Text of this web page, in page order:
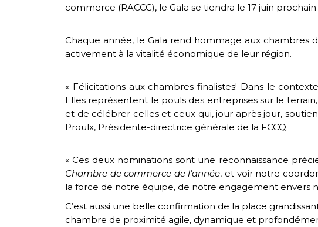
commerce (RACCC), le Gala se tiendra le 17 juin
Chaque année, le Gala rend hommage aux
activement à la vitalité économique de leur région.
« Félicitations aux chambres finalistes! Dans le
Elles représentent le pouls des entreprises sur le
et de célébrer celles et ceux qui, jour après jour,
Proulx, Présidente-directrice générale de la FCCQ.
« Ces deux nominations sont une reconnaissance
Chambre de commerce de l’année, et voir notre
la force de notre équipe, de notre engagement envers
C’est aussi une belle confirmation de la place
chambre de proximité agile, dynamique et